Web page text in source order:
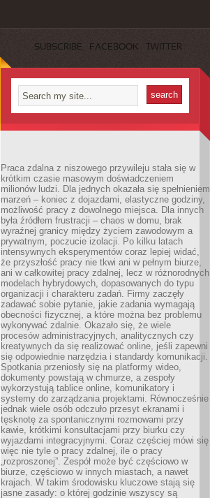
SUBSCRIBE FACEBOOK TWITTER
Praca zdalna z niszowego przywileju stała się w
krótkim czasie masowym doświadczeniem
milionów ludzi. Dla jednych okazała się spełnieniem
marzeń – koniec z dojazdami, elastyczne godziny,
możliwość pracy z dowolnego miejsca. Dla innych
była źródłem frustracji – chaos w domu, brak
wyraźnej granicy między życiem zawodowym a
prywatnym, poczucie izolacji. Po kilku latach
intensywnych eksperymentów coraz lepiej widać,
że przyszłość pracy nie tkwi ani w pełnym biurze,
ani w całkowitej pracy zdalnej, lecz w różnorodnych
modelach hybrydowych, dopasowanych do typu
organizacji i charakteru zadań. Firmy zaczęły
zadawać sobie pytanie, jakie zadania wymagają
obecności fizycznej, a które można bez problemu
wykonywać zdalnie. Okazało się, że wiele
procesów administracyjnych, analitycznych czy
kreatywnych da się realizować online, jeśli zapewni
się odpowiednie narzędzia i standardy komunikacji.
Spotkania przeniosły się na platformy wideo,
dokumenty powstają w chmurze, a zespoły
wykorzystują tablice online, komunikatory i
systemy do zarządzania projektami. Równocześnie
jednak wiele osób odczuło przesyt ekranami i
tęsknotę za spontanicznymi rozmowami przy
kawie, krótkimi konsultacjami przy biurku czy
wyjazdami integracyjnymi. Coraz częściej mówi się
więc nie tyle o pracy zdalnej, ile o pracy
„rozproszonej”. Zespół może być częściowo w
biurze, częściowo w innych miastach, a nawet
krajach. W takim środowisku kluczowe stają się
jasne zasady: o której godzinie wszyscy są